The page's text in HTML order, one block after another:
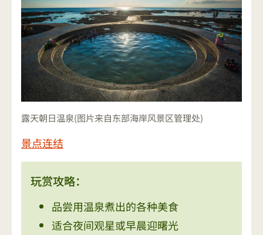
露天朝日温泉(图片来自东部海岸风景区管理处)
景点连结
玩赏攻略：
品尝用温泉煮出的各种美食
适合夜间观星或早晨迎曙光